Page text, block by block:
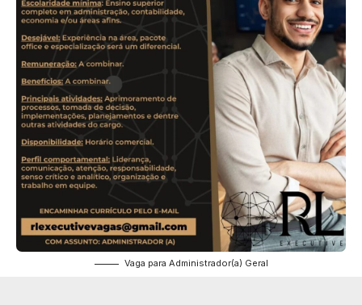
Vaga para Administrador(a) Geral